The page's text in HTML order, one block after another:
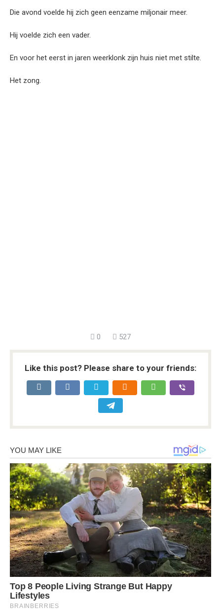
Die avond voelde hij zich geen eenzame miljonair meer.
Hij voelde zich een vader.
En voor het eerst in jaren weerklonk zijn huis niet met stilte.
Het zong.
0 527
Like this post? Please share to your friends: